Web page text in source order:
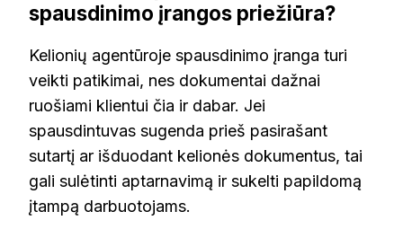
spausdinimo įrangos priežiūra?
Kelionių agentūroje spausdinimo įranga turi
veikti patikimai, nes dokumentai dažnai
ruošiami klientui čia ir dabar. Jei
spausdintuvas sugenda prieš pasirašant
sutartį ar išduodant kelionės dokumentus, tai
gali sulėtinti aptarnavimą ir sukelti papildomą
įtampą darbuotojams.